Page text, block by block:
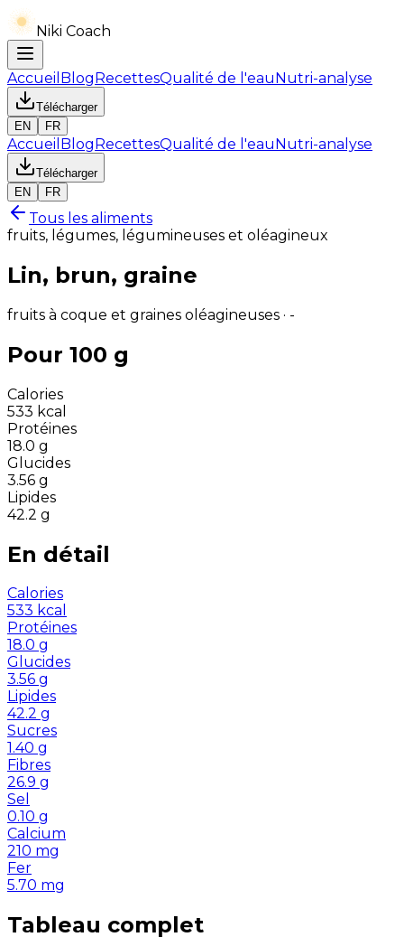
Niki Coach
Accueil BlogRecettesQualité de l'eauNutri-analyse
Télécharger
EN
FR
Accueil BlogRecettesQualité de l'eauNutri-analyse
Télécharger
EN
FR
Tous les aliments
fruits, légumes, légumineuses et oléagineux
Lin, brun, graine
fruits à coque et graines oléagineuses · -
Pour 100 g
Calories
533 kcal
Protéines
18.0 g
Glucides
3.56 g
Lipides
42.2 g
En détail
Calories
533 kcal
Protéines
18.0 g
Glucides
3.56 g
Lipides
42.2 g
Sucres
1.40 g
Fibres
26.9 g
Sel
0.10 g
Calcium
210 mg
Fer
5.70 mg
Tableau complet